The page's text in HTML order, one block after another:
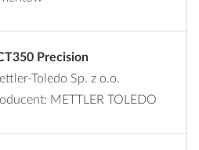
Precision
Toledo Sp. z o.o.
METTLER TOLEDO